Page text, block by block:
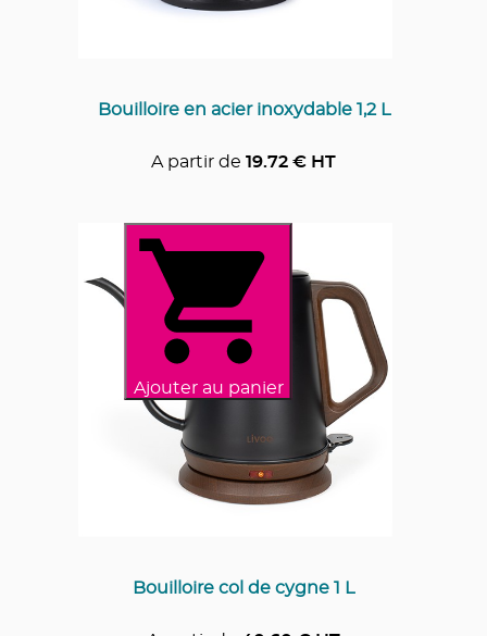
Bouilloire en acier inoxydable 1,2 L
A partir de 19.72 € HT
Ajouter au panier
Bouilloire col de cygne 1 L